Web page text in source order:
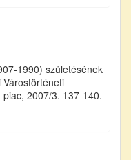
1990) születésének
2007/3. 137-140.